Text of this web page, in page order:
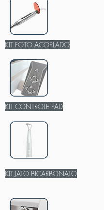
KIT FOTO ACOPLADO
KIT CONTROLE PAD
KIT JATO BICARBONATO